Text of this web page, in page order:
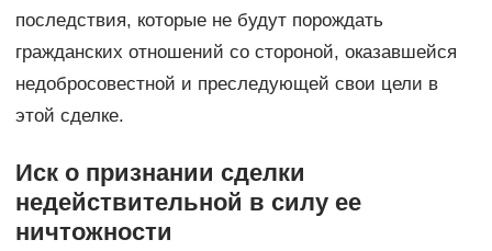
последствия, которые не будут порождать
гражданских отношений со стороной, оказавшейся
недобросовестной и преследующей свои цели в
этой сделке.
Иск о признании сделки
недействительной в силу ее
ничтожности